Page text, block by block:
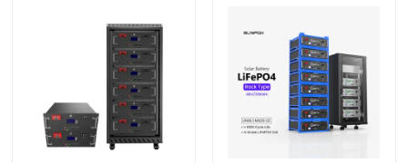
Über uns